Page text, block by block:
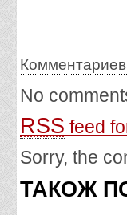
No
RSS feed
Sorry, the
ТАКОЖ